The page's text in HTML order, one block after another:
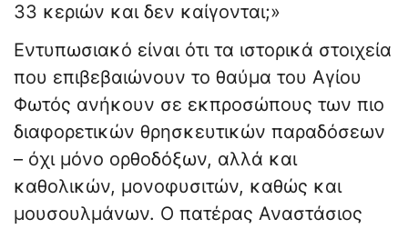
33 κεριών και δεν καίγονται;»
Εντυπωσιακό είναι ότι τα ιστορικά στοιχεία
που επιβεβαιώνουν το θαύμα του Αγίου
Φωτός ανήκουν σε εκπροσώπους των πιο
διαφορετικών θρησκευτικών παραδόσεων
– όχι μόνο ορθοδόξων, αλλά και
καθολικών, μονοφυσιτών, καθώς και
μουσουλμάνων. Ο πατέρας Αναστάσιος